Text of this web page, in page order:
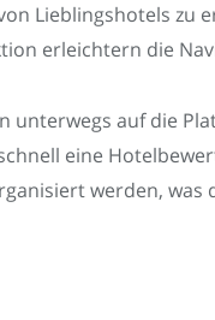
Lieblingshotels
erleichtern die
unterwegs auf die
eine
werden,